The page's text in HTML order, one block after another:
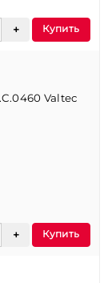
Купить
Valtec
Купить